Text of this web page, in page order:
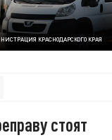
КРАСНОДАРСКОГО КРАЯ
стоят